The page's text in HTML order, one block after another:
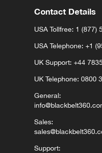
Contact Details
USA Tollfree: 1 (877)
USA Telephone: +1
UK Support: +44
UK Telephone: 0800
General:
Sales:
Support: